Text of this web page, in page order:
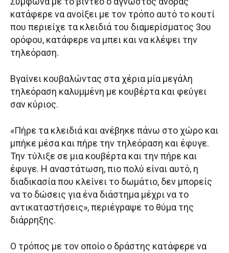
κατάφερε να ανοίξει με τον τρόπο αυτό το κουτί
που περιείχε τα κλειδιά του διαμερίσματος 3ου
ορόφου, κατάφερε να μπει και να κλέψει την
τηλεόραση.
Βγαίνει κουβαλώντας στα χέρια μία μεγάλη
τηλεόραση καλυμμένη με κουβέρτα και φεύγει
σαν κύριος.
«Πήρε τα κλειδιά και ανέβηκε πάνω στο χώρο και
μπήκε μέσα και πήρε την τηλεόραση και έφυγε.
Την τύλιξε σε μια κουβέρτα και την πήρε και
έφυγε. Η αναστάτωση, πιο πολύ είναι αυτό, η
διαδικασία που κλείνει το δωμάτιο, δεν μπορείς
να το δώσεις για ένα διάστημα μέχρι να το
αντικαταστήσεις», περιέγραψε το θύμα της
διάρρηξης.
Ο τρόπος με τον οποίο ο δράστης κατάφερε να